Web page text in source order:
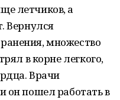
летчиков, а
Вернулся
множество
в корне легкого,
Врачи
он пошел работать в